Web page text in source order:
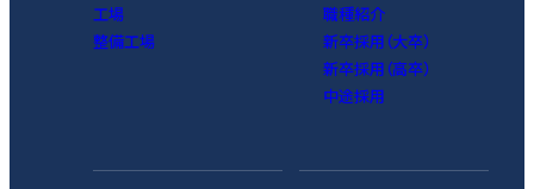
工場
整備工場
職種紹介
新卒採用（大卒）
新卒採用（高卒）
中途採用